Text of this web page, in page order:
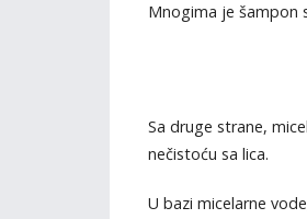
Mnogima je šampon
Sa druge strane,
nečistoću sa lica.
U bazi micelarne